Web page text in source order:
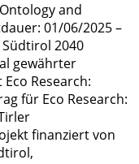
and
01/06/2025 –
2040
gewährter
Research:
für Eco Research:
finanziert von